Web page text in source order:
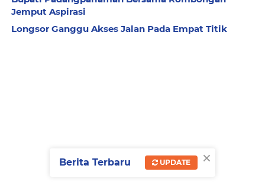
Jemput Aspirasi
Longsor Ganggu Akses Jalan Pada Empat Titik
×
Berita Terbaru UPDATE